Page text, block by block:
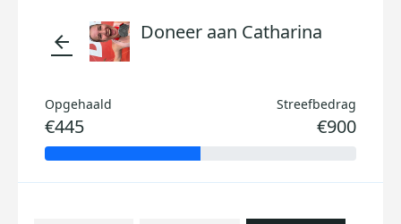
arrow_back Doneer aan Catharina
Opgehaald
€445
Streefbedrag
€900